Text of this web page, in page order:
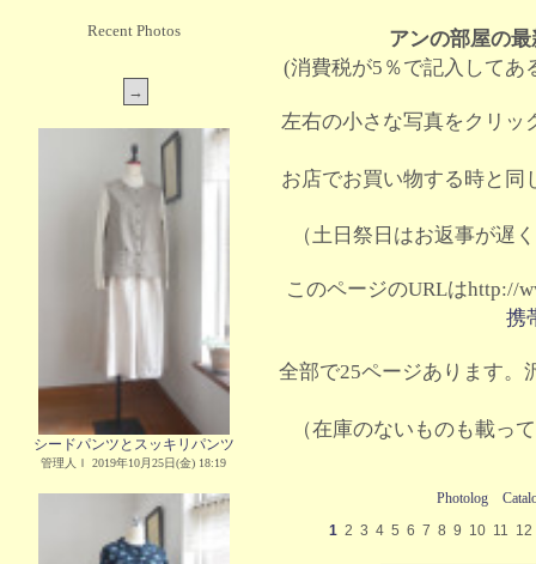
Recent Photos
シードパンツとスッキリパンツ
管理人Ｉ 2019年10月25日(金) 18:19
アンの部屋の
(消費税が5％で記入してあ
左右の小さな写真をクリッ
お店でお買い物する時と同
（土日祭日はお返事が遅
このページのURLはhttp://
携
全部で25ページあります。
（在庫のないものも載っ
Photolog
1 2 3 4 5 6 7 8 9 10 11 12